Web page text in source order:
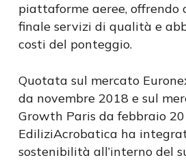
piattaforme aeree, offrendo
finale servizi di qualità e
costi del ponteggio.
Quotata sul mercato
da novembre 2018 e sul
Growth Paris da febbraio
EdiliziAcrobatica ha
sostenibilità all’interno del